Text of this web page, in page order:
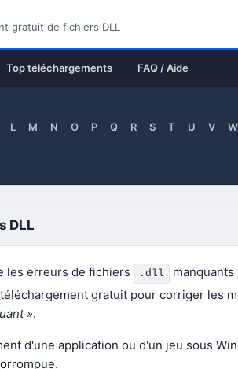
gratuit de fichiers DLL
Top téléchargements FAQ / Aide
L M N O P Q R S T U V W
DLL
les erreurs de fichiers .dll
gratuit pour corriger les
».
d'une application ou d'un jeu sous